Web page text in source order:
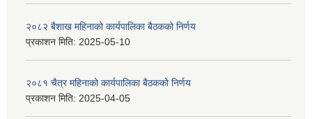
२०८२ बैशाख महिनाको कार्यपालिका बैठकको निर्णय
प्रकाशन मिति: 2025-05-10
२०८१ चैत्र महिनाको कार्यपालिका बैठकको निर्णय
प्रकाशन मिति: 2025-04-05